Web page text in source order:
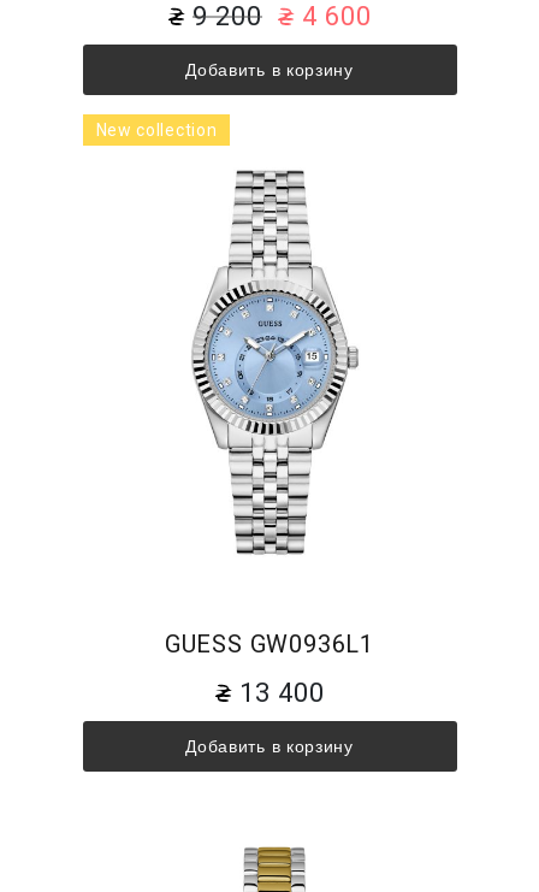
9 200 4 600
Добавить в корзину
GUESS GW0936L1
13 400
Добавить в корзину
New collection